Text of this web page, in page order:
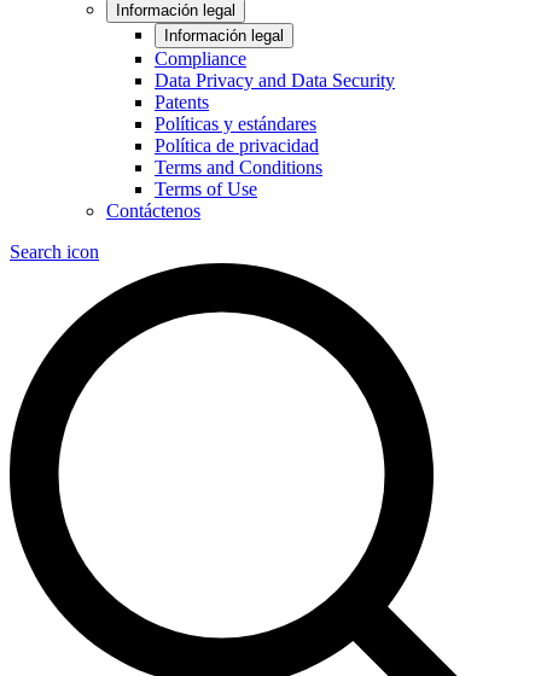
Información legal
Información legal
Compliance
Data Privacy and Data Security
Patents
Políticas y estándares
Política de privacidad
Terms and Conditions
Terms of Use
Contáctenos
Search icon